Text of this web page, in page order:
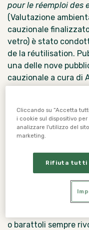
pour le réemploi des
(Valutazione
cauzionale
vetro) è stato
de la réutilisation.
una delle nove
cauzionale a cura di
Analizzati cinque
Concretamente, lo
riutilizzo al 2025 per
quattro
organizzazione
prendono in esame il
quello del settore
il quinto invece
o barattoli sempre
Cliccando su “Accetta
i cookie sul dispositivo
analizzare l'utilizzo del
marketing.
Rifiuta tutti